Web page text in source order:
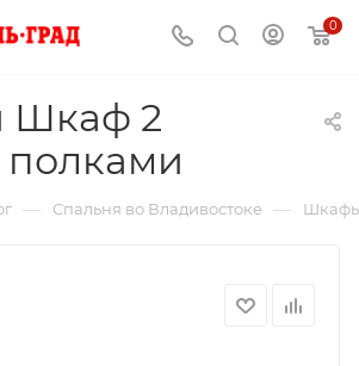
0
Шкаф 2
— Спальня во Владивостоке — Шкафы